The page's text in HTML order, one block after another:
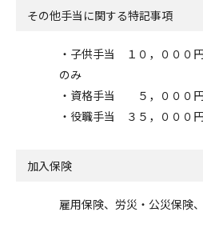
その他手当に関する特記事項
・子供手当 １０，００
のみ
・資格手当 ５，０００
・役職手当 ３５，０００
加入保険
雇用保険、労災・公災保険